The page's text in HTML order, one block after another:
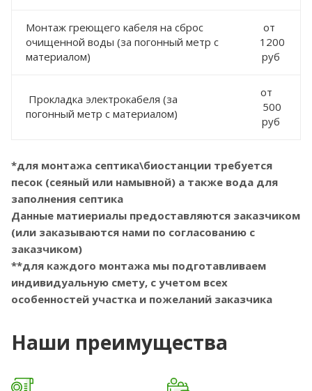
Монтаж греющего кабеля на сброс
очищенной воды (за погонный метр с
материалом)
от
1200
руб
Прокладка электрокабеля (за
погонный метр с материалом)
от
500
руб
*для монтажа септика\биостанции требуется
песок (сеяный или намывной) а также вода для
заполнения септика
Данные матиериалы предоставляются заказчиком
(или заказываются нами по согласованию с
заказчиком)
**для каждого монтажа мы подготавливаем
индивидуальную смету, с учетом всех
особенностей участка и пожеланий заказчика
Наши преимущества